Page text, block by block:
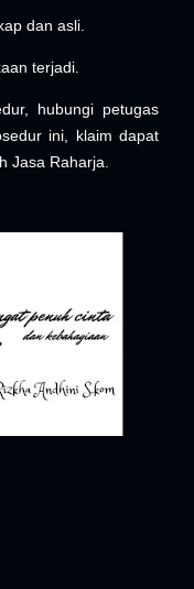
dan asli.
terjadi.
hubungi petugas
ini, klaim dapat
Jasa Raharja.